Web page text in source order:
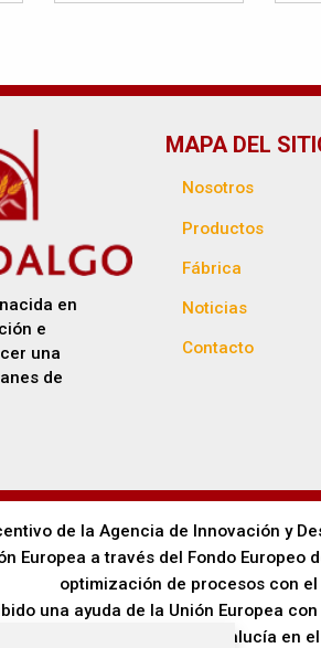
en
e
una
de
MAPA DEL
Nosotros
Productos
Fábrica
Noticias
Contacto
de la Agencia de Innovación y
Europea a través del Fondo
optimización de procesos con
una ayuda de la Unión Europea
sostenible de Andalucía en